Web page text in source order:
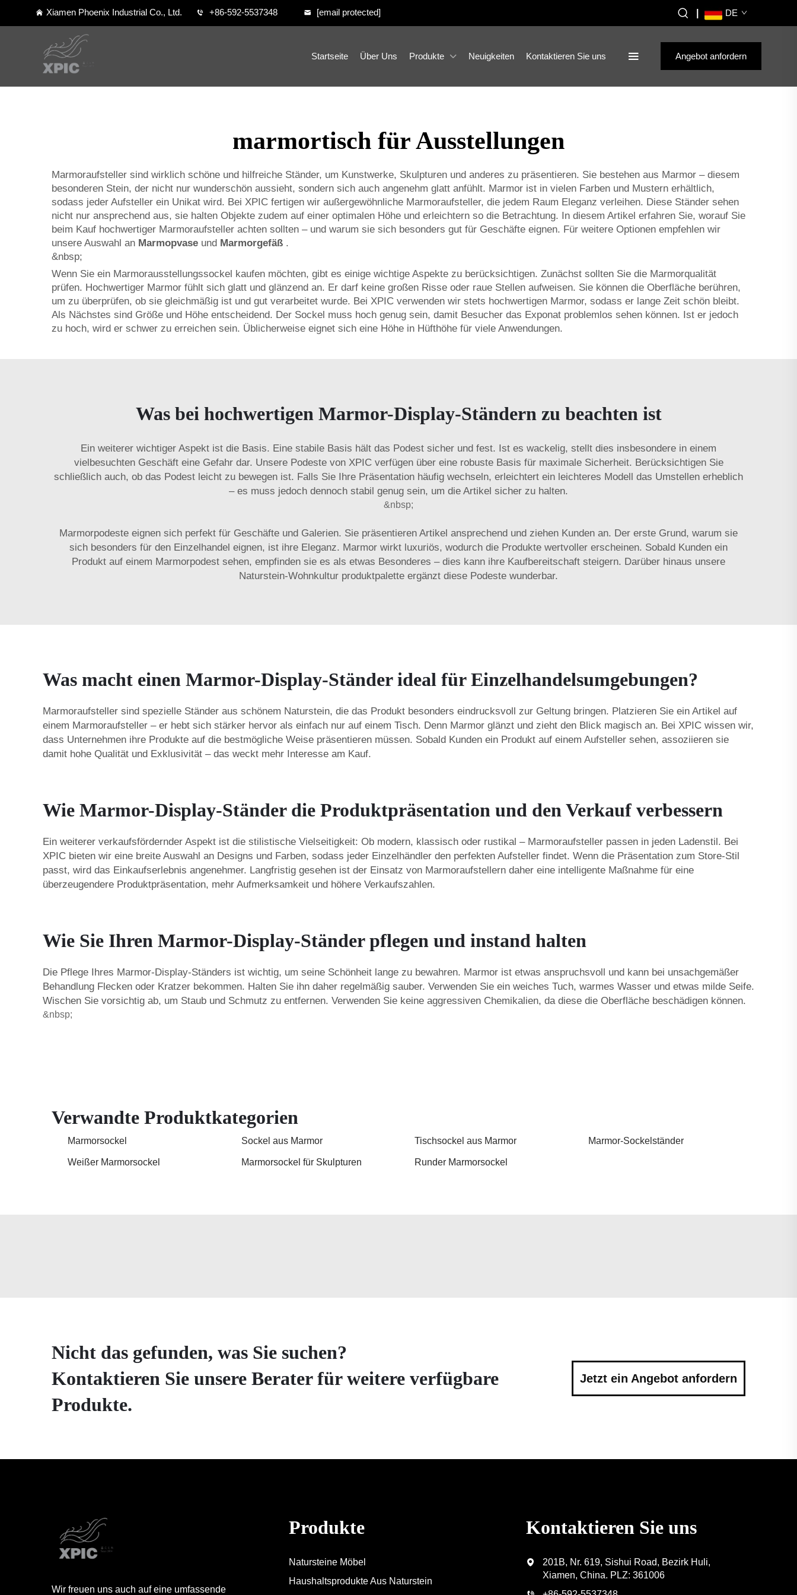
Xiamen Phoenix Industrial Co., Ltd. +86-592-5537348 [email protected] DE
Startseite Über Uns Produkte Neuigkeiten Kontaktieren Sie uns Angebot anfordern
marmortisch für Ausstellungen
Marmoraufsteller sind wirklich schöne und hilfreiche Ständer, um Kunstwerke, Skulpturen und anderes zu präsentieren. Sie bestehen aus Marmor – diesem
besonderen Stein, der nicht nur wunderschön aussieht, sondern sich auch angenehm glatt anfühlt. Marmor ist in vielen Farben und Mustern erhältlich,
sodass jeder Aufsteller ein Unikat wird. Bei XPIC fertigen wir außergewöhnliche Marmoraufsteller, die jedem Raum Eleganz verleihen. Diese Ständer sehen
nicht nur ansprechend aus, sie halten Objekte zudem auf einer optimalen Höhe und erleichtern so die Betrachtung. In diesem Artikel erfahren Sie, worauf Sie
beim Kauf hochwertiger Marmoraufsteller achten sollten – und warum sie sich besonders gut für Geschäfte eignen. Für weitere Optionen empfehlen wir
unsere Auswahl an Marmорvase und Marmorgefäß .
&nbsp;
Wenn Sie ein Marmorausstellungssockel kaufen möchten, gibt es einige wichtige Aspekte zu berücksichtigen. Zunächst sollten Sie die Marmorqualität
prüfen. Hochwertiger Marmor fühlt sich glatt und glänzend an. Er darf keine großen Risse oder raue Stellen aufweisen. Sie können die Oberfläche berühren,
um zu überprüfen, ob sie gleichmäßig ist und gut verarbeitet wurde. Bei XPIC verwenden wir stets hochwertigen Marmor, sodass er lange Zeit schön bleibt.
Als Nächstes sind Größe und Höhe entscheidend. Der Sockel muss hoch genug sein, damit Besucher das Exponat problemlos sehen können. Ist er jedoch
zu hoch, wird er schwer zu erreichen sein. Üblicherweise eignet sich eine Höhe in Hüfthöhe für viele Anwendungen.
Was bei hochwertigen Marmor-Display-Ständern zu beachten ist
Ein weiterer wichtiger Aspekt ist die Basis. Eine stabile Basis hält das Podest sicher und fest. Ist es wackelig, stellt dies insbesondere in einem
vielbesuchten Geschäft eine Gefahr dar. Unsere Podeste von XPIC verfügen über eine robuste Basis für maximale Sicherheit. Berücksichtigen Sie
schließlich auch, ob das Podest leicht zu bewegen ist. Falls Sie Ihre Präsentation häufig wechseln, erleichtert ein leichteres Modell das Umstellen erheblich
– es muss jedoch dennoch stabil genug sein, um die Artikel sicher zu halten.
&nbsp;
Marmorpodeste eignen sich perfekt für Geschäfte und Galerien. Sie präsentieren Artikel ansprechend und ziehen Kunden an. Der erste Grund, warum sie
sich besonders für den Einzelhandel eignen, ist ihre Eleganz. Marmor wirkt luxuriös, wodurch die Produkte wertvoller erscheinen. Sobald Kunden ein
Produkt auf einem Marmorpodest sehen, empfinden sie es als etwas Besonderes – dies kann ihre Kaufbereitschaft steigern. Darüber hinaus unsere
Naturstein-Wohnkultur produktpalette ergänzt diese Podeste wunderbar.
Was macht einen Marmor-Display-Ständer ideal für Einzelhandelsumgebungen?
Marmoraufsteller sind spezielle Ständer aus schönem Naturstein, die das Produkt besonders eindrucksvoll zur Geltung bringen. Platzieren Sie ein Artikel auf
einem Marmoraufsteller – er hebt sich stärker hervor als einfach nur auf einem Tisch. Denn Marmor glänzt und zieht den Blick magisch an. Bei XPIC wissen wir,
dass Unternehmen ihre Produkte auf die bestmögliche Weise präsentieren müssen. Sobald Kunden ein Produkt auf einem Aufsteller sehen, assoziieren sie
damit hohe Qualität und Exklusivität – das weckt mehr Interesse am Kauf.
Wie Marmor-Display-Ständer die Produktpräsentation und den Verkauf verbessern
Ein weiterer verkaufsfördernder Aspekt ist die stilistische Vielseitigkeit: Ob modern, klassisch oder rustikal – Marmoraufsteller passen in jeden Ladenstil. Bei
XPIC bieten wir eine breite Auswahl an Designs und Farben, sodass jeder Einzelhändler den perfekten Aufsteller findet. Wenn die Präsentation zum Store-Stil
passt, wird das Einkaufserlebnis angenehmer. Langfristig gesehen ist der Einsatz von Marmoraufstellern daher eine intelligente Maßnahme für eine
überzeugendere Produktpräsentation, mehr Aufmerksamkeit und höhere Verkaufszahlen.
Wie Sie Ihren Marmor-Display-Ständer pflegen und instand halten
Die Pflege Ihres Marmor-Display-Ständers ist wichtig, um seine Schönheit lange zu bewahren. Marmor ist etwas anspruchsvoll und kann bei unsachgemäßer
Behandlung Flecken oder Kratzer bekommen. Halten Sie ihn daher regelmäßig sauber. Verwenden Sie ein weiches Tuch, warmes Wasser und etwas milde Seife.
Wischen Sie vorsichtig ab, um Staub und Schmutz zu entfernen. Verwenden Sie keine aggressiven Chemikalien, da diese die Oberfläche beschädigen können.
&nbsp;
Verwandte Produktkategorien
Marmorsockel Sockel aus Marmor Tischsockel aus Marmor Marmor-Sockelständer
Weißer Marmorsockel Marmorsockel für Skulpturen Runder Marmorsockel
Nicht das gefunden, was Sie suchen?
Kontaktieren Sie unsere Berater für weitere verfügbare
Produkte.
Jetzt ein Angebot anfordern
Wir freuen uns auch auf eine umfassende
Produkte
Natursteine Möbel
Haushaltsprodukte Aus Naturstein
Kontaktieren Sie uns
201B, Nr. 619, Sishui Road, Bezirk Huli,
Xiamen, China. PLZ: 361006